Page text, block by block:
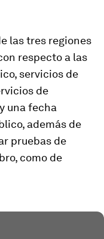
las tres regiones
respecto a las
servicios de
de
una fecha
además de
pruebas de
como de